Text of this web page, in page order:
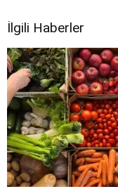
İlgili Haberler